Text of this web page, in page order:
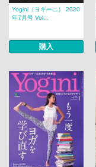
Yogini（ヨギーニ） 2020
年7月号 Vol...
購入